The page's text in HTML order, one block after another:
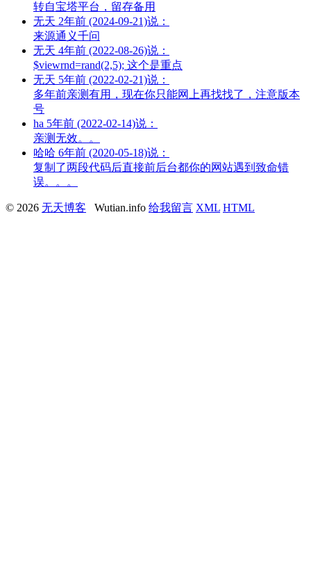
转自宝塔平台，留存备用
无天 2年前 (2024-09-21)说：
来源通义千问
无天 4年前 (2022-08-26)说：
$viewrnd=rand(2,5); 这个是重点
无天 5年前 (2022-02-21)说：
多年前亲测有用，现在你只能网上再找找了，注意版本
号
ha 5年前 (2022-02-14)说：
亲测无效。。
哈哈 6年前 (2020-05-18)说：
复制了两段代码后直接前后台都你的网站遇到致命错
误。。。
© 2026 无天博客 Wutian.info 给我留言 XML HTML